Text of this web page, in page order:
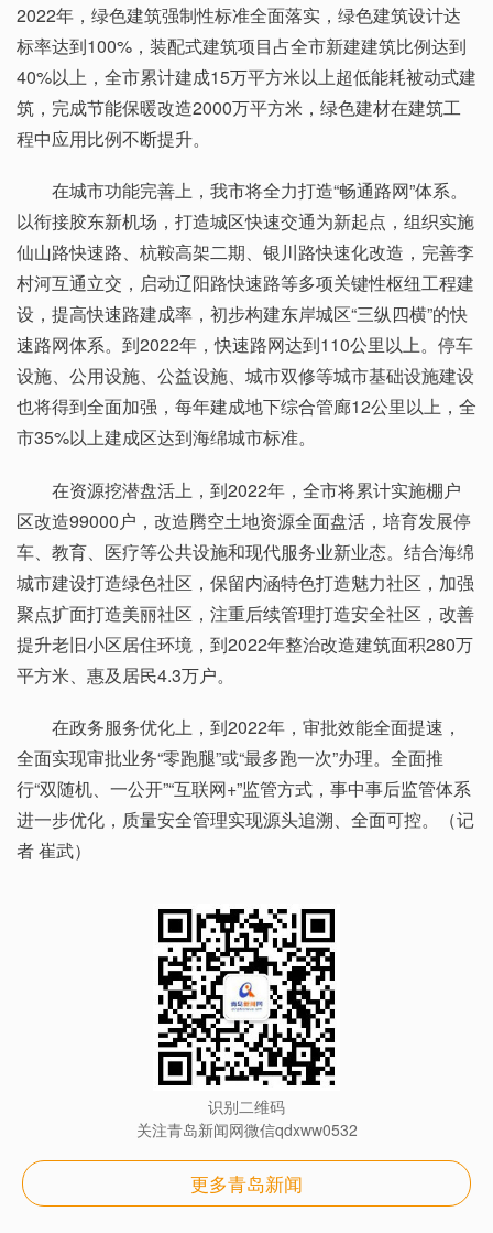
2022年，绿色建筑强制性标准全面落实，绿色建筑设计达
标率达到100%，装配式建筑项目占全市新建建筑比例达到
40%以上，全市累计建成15万平方米以上超低能耗被动式建
筑，完成节能保暖改造2000万平方米，绿色建材在建筑工
程中应用比例不断提升。
在城市功能完善上，我市将全力打造“畅通路网”体系。
以衔接胶东新机场，打造城区快速交通为新起点，组织实施
仙山路快速路、杭鞍高架二期、银川路快速化改造，完善李
村河互通立交，启动辽阳路快速路等多项关键性枢纽工程建
设，提高快速路建成率，初步构建东岸城区“三纵四横”的快
速路网体系。到2022年，快速路网达到110公里以上。停车
设施、公用设施、公益设施、城市双修等城市基础设施建设
也将得到全面加强，每年建成地下综合管廊12公里以上，全
市35%以上建成区达到海绵城市标准。
在资源挖潜盘活上，到2022年，全市将累计实施棚户
区改造99000户，改造腾空土地资源全面盘活，培育发展停
车、教育、医疗等公共设施和现代服务业新业态。结合海绵
城市建设打造绿色社区，保留内涵特色打造魅力社区，加强
聚点扩面打造美丽社区，注重后续管理打造安全社区，改善
提升老旧小区居住环境，到2022年整治改造建筑面积280万
平方米、惠及居民4.3万户。
在政务服务优化上，到2022年，审批效能全面提速，
全面实现审批业务“零跑腿”或“最多跑一次”办理。全面推
行“双随机、一公开”“互联网+”监管方式，事中事后监管体系
进一步优化，质量安全管理实现源头追溯、全面可控。（记
者 崔武）
识别二维码
关注青岛新闻网微信qdxww0532
更多青岛新闻